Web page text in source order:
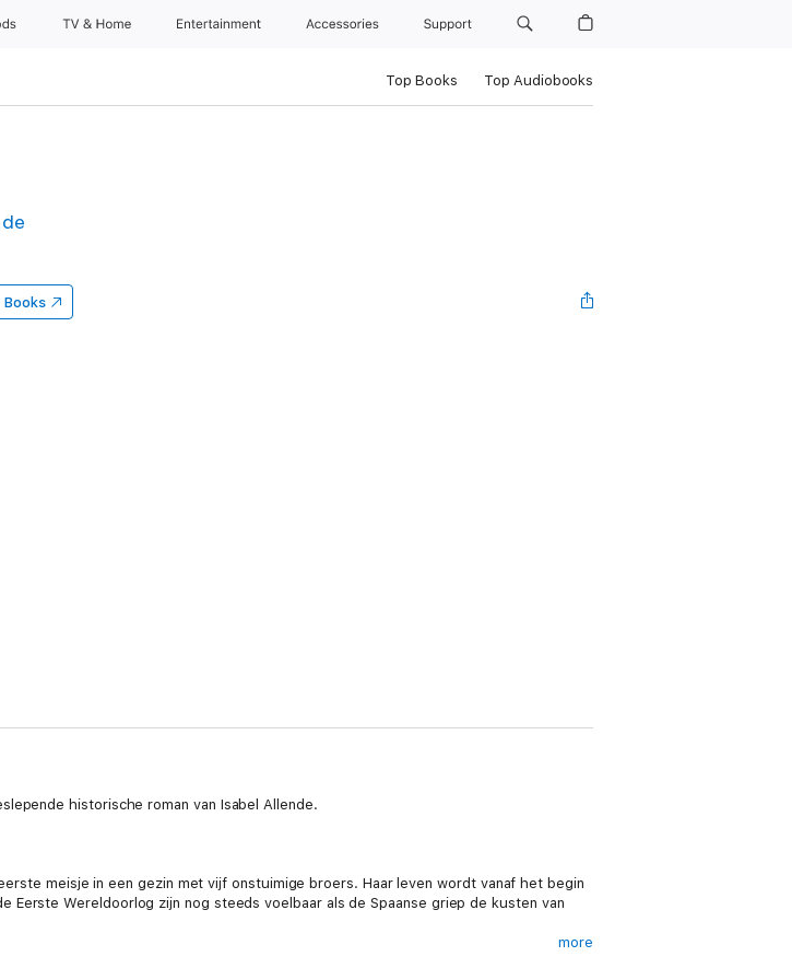
TV & Home Entertainment Accessories Support
Top Books Top Audiobooks
Books
historische roman van Isabel Allende.
meisje in een gezin met vijf onstuimige broers. Haar leven wordt vanaf het begin
Wereldoorlog zijn nog steeds voelbaar als de Spaanse griep de kusten van
more